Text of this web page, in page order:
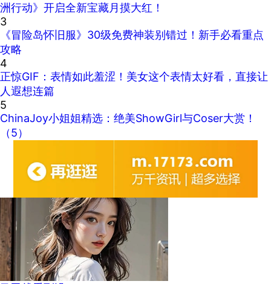
洲行动》开启全新宝藏月摸大红！
3
《冒险岛怀旧服》30级免费神装别错过！新手必看重点
攻略
4
正惊GIF：表情如此羞涩！美女这个表情太好看，直接让
人遐想连篇
5
ChinaJoy小姐姐精选：绝美ShowGirl与Coser大赏！
（5）